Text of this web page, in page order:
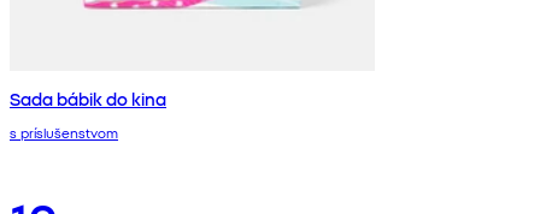
Sada bábik do kina
s príslušenstvom